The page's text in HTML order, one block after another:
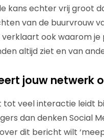
kans echter vrij groot
van de buurvrouw
verklaart ook waarom je
altijd ziet en van
jouw netwerk
tot veel interactie leidt
dan denken Social
dit bericht wilt